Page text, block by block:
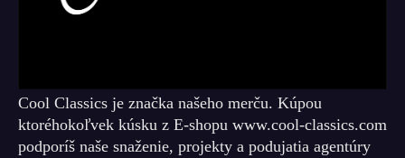
Cool Classics je značka našeho merču. Kúpou
ktoréhokoľvek kúsku z E-shopu www.cool-classics.com
podporíš naše snaženie, projekty a podujatia agentúry